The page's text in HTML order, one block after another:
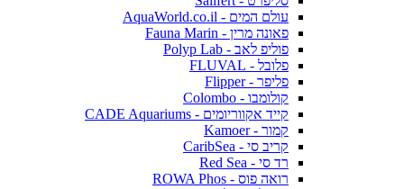
עולם המים - AquaWorld.co.il
פאונה מרין - Fauna Marin
פוליפ לאב - Polyp Lab
פלובל - FLUVAL
פליפר - Flipper
קולומבו - Colombo
קייד אקווריומים - CADE Aquariums
קמור - Kamoer
קריב סי - CaribSea
רד סי - Red Sea
רואה פוס - ROWA Phos